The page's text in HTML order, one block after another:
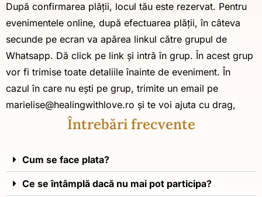
După confirmarea plății, locul tău este rezervat. Pentru
evenimentele online, după efectuarea plății, în câteva
secunde pe ecran va apărea linkul către grupul de
Whatsapp. Dă click pe link și intră în grup. În acest grup
vor fi trimise toate detaliile înainte de eveniment. În
cazul în care nu ești pe grup, trimite un email pe
marielise@healingwithlove.ro și te voi ajuta cu drag,
Întrebări frecvente
Cum se face plata?
Ce se întâmplă dacă nu mai pot participa?